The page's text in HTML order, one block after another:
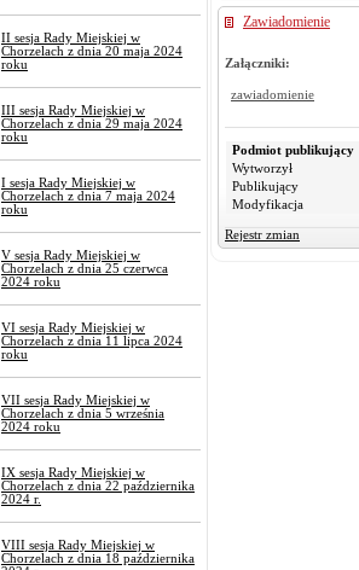
II sesja Rady Miejskiej w
Chorzelach z dnia 20 maja 2024
roku
III sesja Rady Miejskiej w
Chorzelach z dnia 29 maja 2024
roku
I sesja Rady Miejskiej w
Chorzelach z dnia 7 maja 2024
roku
V sesja Rady Miejskiej w
Chorzelach z dnia 25 czerwca
2024 roku
VI sesja Rady Miejskiej w
Chorzelach z dnia 11 lipca 2024
roku
VII sesja Rady Miejskiej w
Chorzelach z dnia 5 września
2024 roku
IX sesja Rady Miejskiej w
Chorzelach z dnia 22 października
2024 r.
VIII sesja Rady Miejskiej w
Chorzelach z dnia 18 października
Zawiadomienie
Załączniki:
zawiadomienie
Podmiot publikujący
Wytworzył
Publikujący
Modyfikacja
Rejestr zmian